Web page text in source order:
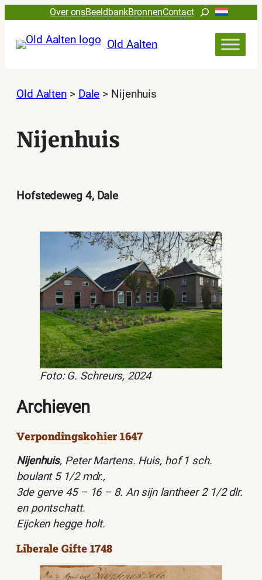
Over onsBeeldbankBronnenContactZoeken
Old Aalten
Old Aalten > Dale > Nijenhuis
Nijenhuis
Hofstedeweg 4, Dale
Foto: G. Schreurs, 2024
Archieven
Verpondingskohier 1647
Nijenhuis, Peter Martens. Huis, hof 1 sch.
boulant 5 1/2 mdr.,
3de gerve 45 – 16 – 8. An sijn lantheer 2 1/2 dlr.
en pontschatt.
Eijcken hegge holt.
Liberale Gifte 1748